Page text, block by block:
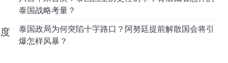
泰国战略考量？
泰国政局为何突陷十字路口？阿努廷提前解散国会将引
爆怎样风暴？